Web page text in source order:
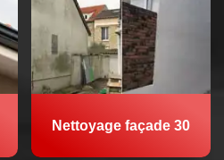
Nettoyage façade 30